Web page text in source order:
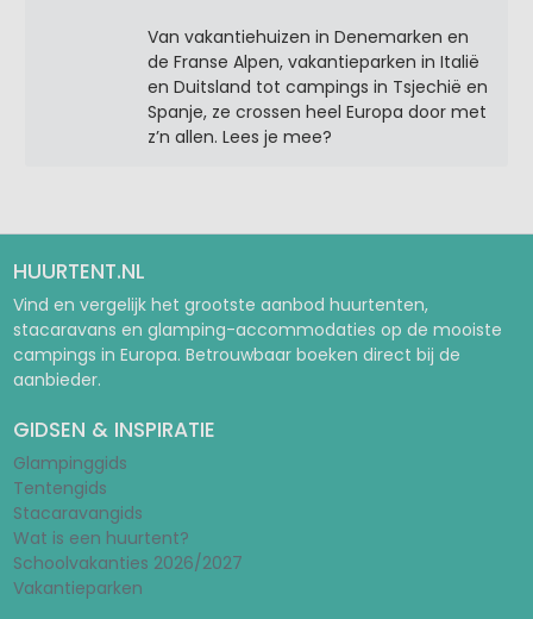
Van vakantiehuizen in Denemarken en
de Franse Alpen, vakantieparken in Italië
en Duitsland tot campings in Tsjechië en
Spanje, ze crossen heel Europa door met
z’n allen. Lees je mee?
HUURTENT.NL
Vind en vergelijk het grootste aanbod huurtenten,
stacaravans en glamping-accommodaties op de mooiste
campings in Europa. Betrouwbaar boeken direct bij de
aanbieder.
GIDSEN & INSPIRATIE
Glampinggids
Tentengids
Stacaravangids
Wat is een huurtent?
Schoolvakanties 2026/2027
Vakantieparken